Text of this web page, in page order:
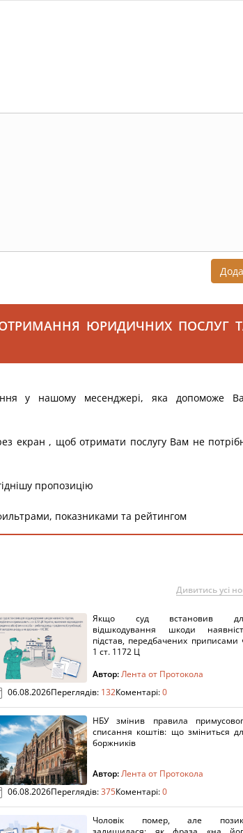
ЮРИДИЧНИХ ПОСЛУГ
у нашому месенджері, яка допоможе
екран , щоб отримати послугу Вам не
пропозицію
показниками та рейтингом
Дивитись усі
Якщо суд встановив
відшкодування шкоди
підстав, передбачених приписами
1 ст. 1172 Ц
Автор:Лента от Протокола
06.08.2026Переглядів: 132Коментарі:0
НБУ змінив правила
списання коштів: що зміниться
боржників
Автор:Лента от Протокола
06.08.2026Переглядів:375Коментарі:0
Чоловік помер, але